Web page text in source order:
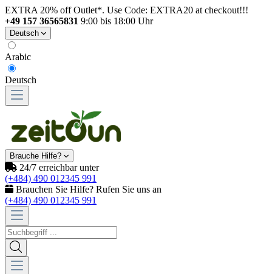
EXTRA 20% off Outlet*. Use Code: EXTRA20 at checkout!!!
+49 157 36565831 9:00 bis 18:00 Uhr
Deutsch
Arabic
Deutsch
Brauche Hilfe?
24/7 erreichbar unter
(+484) 490 012345 991
Brauchen Sie Hilfe? Rufen Sie uns an
(+484) 490 012345 991